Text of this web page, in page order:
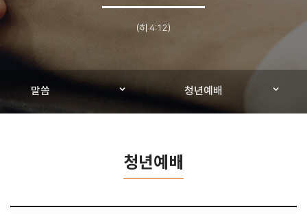
(히 4:12)
말씀 청년예배
청년예배